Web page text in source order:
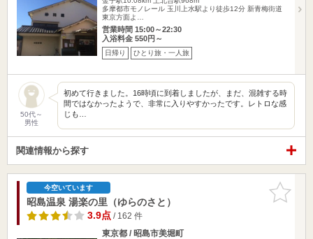
多摩都市モノレール 玉川上水駅より徒歩12分 新青梅街道
東京方面よ…
営業時間 15:00～22:30
入浴料金 550円～
日帰り ひとり旅・一人旅
50代～
男性
初めて行きました。16時頃に到着しましたが、まだ、混雑する時
間ではなかったようで、非常に入りやすかったです。レトロな感
じも…
関連情報から探す
お気に入
りに追加
今空いています
昭島温泉 湯楽の里（ゆらのさと）
3.9点/ 162 件
東京都 / 昭島市美堀町